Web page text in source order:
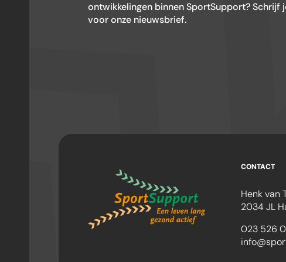
ontwikkelingen binnen SportSupport? Schrijf
voor onze nieuwsbrief.
CONTACT
Henk van
2034 JL
023 526